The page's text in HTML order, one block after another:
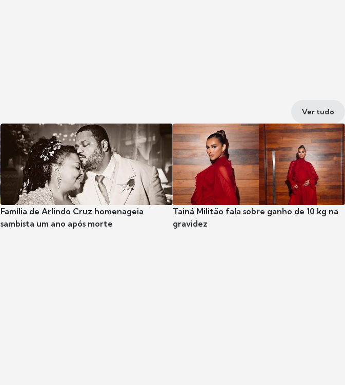
Ver tudo
Família de Arlindo Cruz homenageia
sambista um ano após morte
Tainá Militão fala sobre ganho de 10 kg na
gravidez